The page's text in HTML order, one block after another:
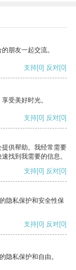
朋友一起交流。
支持[0] 反对[0]
受美好时光。
支持[0] 反对[0]
供帮助。我经常需要
找到我需要的信息。
支持[0] 反对[0]
隐私保护和安全性保
支持[0] 反对[0]
隐私保护和自由。